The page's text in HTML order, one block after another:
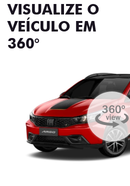
VISUALIZE O
VEÍCULO EM
360°